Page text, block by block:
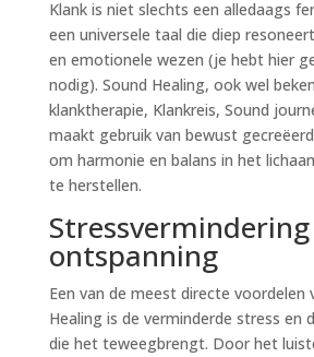
Klank is niet slechts een alledaags
een universele taal die diep
en emotionele wezen (je hebt hier
nodig). Sound Healing, ook wel
klanktherapie, Klankreis, Sound
maakt gebruik van bewust
om harmonie en balans in het
te herstellen.
ontspanning
Een van de meest directe voordelen
Healing is de verminderde stress en
die het teweegbrengt. Door het